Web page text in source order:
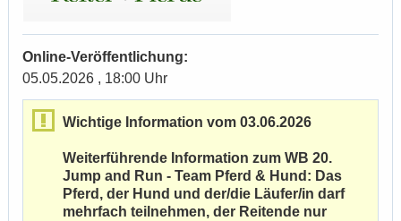
Online-Veröffentlichung:
05.05.2026 , 18:00 Uhr
Wichtige Information vom 03.06.2026
Weiterführende Information zum WB 20.
Jump and Run - Team Pferd & Hund: Das
Pferd, der Hund und der/die Läufer/in darf
mehrfach teilnehmen, der Reitende nur